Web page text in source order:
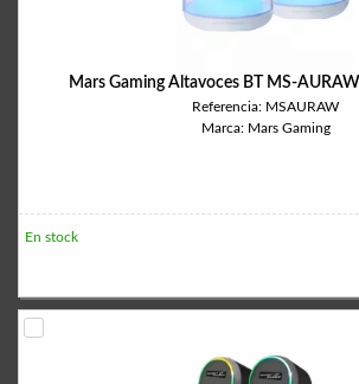
Mars Gaming Altavoces BT MS-
Referencia: MSAURAW
Marca: Mars Gaming
En stock